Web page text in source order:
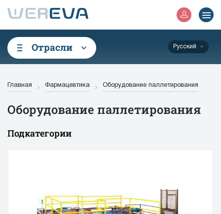
Отрасли Русский
Главная Фармацевтика Оборудование паллетирования
Оборудование паллетирования
Подкатегории